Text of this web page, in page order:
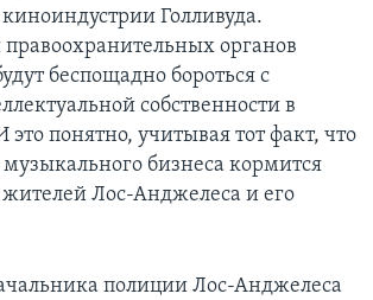
Голливуда.
правоохранительных органов
беспощадно бороться с
собственности в
понятно, учитывая тот факт, что
бизнеса кормится
Лос-Анджелеса и его
полиции Лос-Анджелеса